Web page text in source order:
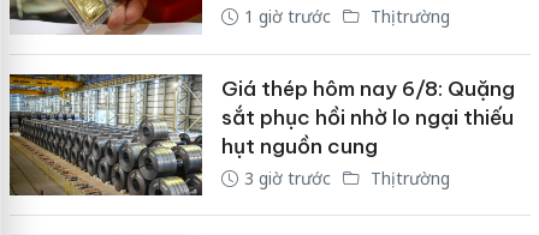
1 giờ trước Thị trường
Giá thép hôm nay 6/8: Quặng
sắt phục hồi nhờ lo ngại thiếu
hụt nguồn cung
3 giờ trước Thị trường